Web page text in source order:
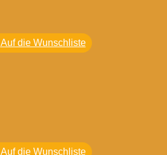
Auf die Wunschliste
Auf die Wunschliste